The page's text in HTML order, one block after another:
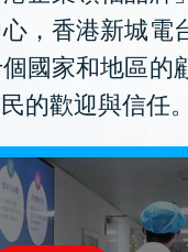
，香港新城電
國家和地區的
的歡迎與信任。